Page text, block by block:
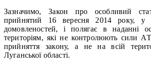
Зазначимо, Закон про особливий
прийнятий 16 вересня 2014 року, у
домовленостей, і полягає в наданні
територіям, які не контролюють сили
прийняття закону, а не на всій
Луганської області.